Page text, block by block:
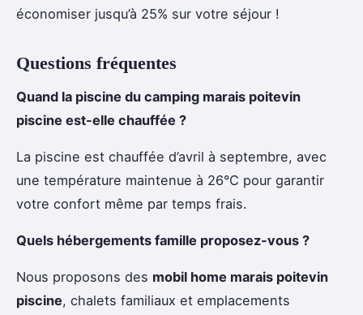
économiser jusqu’à 25% sur votre séjour !
Questions fréquentes
Quand la piscine du camping marais poitevin
piscine est-elle chauffée ?
La piscine est chauffée d’avril à septembre, avec
une température maintenue à 26°C pour garantir
votre confort même par temps frais.
Quels hébergements famille proposez-vous ?
Nous proposons des mobil home marais poitevin
piscine, chalets familiaux et emplacements